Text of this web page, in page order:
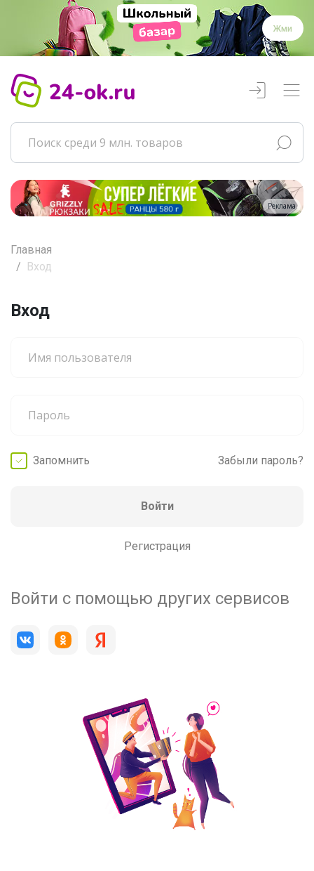
Жми
Реклама
Главная
Вход
Вход
Запомнить Забыли пароль?
Войти
Регистрация
Войти с помощью других сервисов